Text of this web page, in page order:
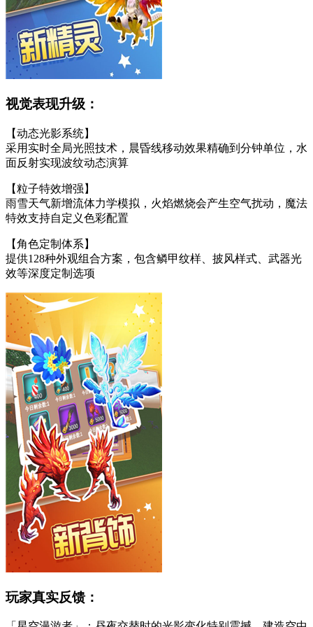
视觉表现升级：
【动态光影系统】
采用实时全局光照技术，晨昏线移动效果精确到分钟单位，水
面反射实现波纹动态演算
【粒子特效增强】
雨雪天气新增流体力学模拟，火焰燃烧会产生空气扰动，魔法
特效支持自定义色彩配置
【角色定制体系】
提供128种外观组合方案，包含鳞甲纹样、披风样式、武器光
效等深度定制选项
玩家真实反馈：